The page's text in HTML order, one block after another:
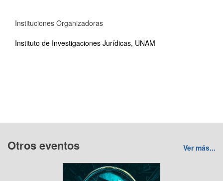
Instituciones Organizadoras
Instituto de Investigaciones Jurídicas, UNAM
Otros eventos Ver más...